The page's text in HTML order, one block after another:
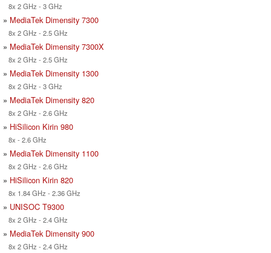
8x 2 GHz - 3 GHz
» MediaTek Dimensity 7300
8x 2 GHz - 2.5 GHz
» MediaTek Dimensity 7300X
8x 2 GHz - 2.5 GHz
» MediaTek Dimensity 1300
8x 2 GHz - 3 GHz
» MediaTek Dimensity 820
8x 2 GHz - 2.6 GHz
» HiSilicon Kirin 980
8x - 2.6 GHz
» MediaTek Dimensity 1100
8x 2 GHz - 2.6 GHz
» HiSilicon Kirin 820
8x 1.84 GHz - 2.36 GHz
» UNISOC T9300
8x 2 GHz - 2.4 GHz
» MediaTek Dimensity 900
8x 2 GHz - 2.4 GHz